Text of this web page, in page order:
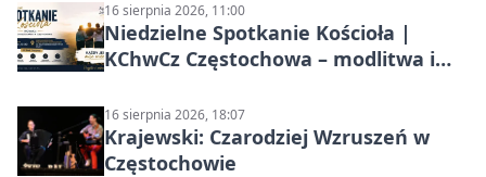
16 sierpnia 2026, 11:00
Niedzielne Spotkanie Kościoła |
KChwCz Częstochowa – modlitwa i
16 sierpnia 2026, 18:07
Krajewski: Czarodziej Wzruszeń w
Częstochowie